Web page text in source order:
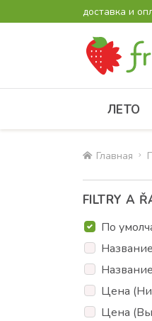
доставка и
ЛЕТО
Главная
FILTRY A
По
Цена
Цена